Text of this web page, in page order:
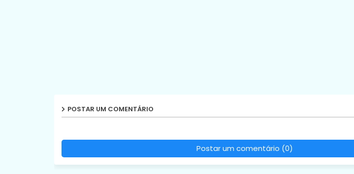
POSTAR UM COMENTÁRIO
Postar um comentário (0)